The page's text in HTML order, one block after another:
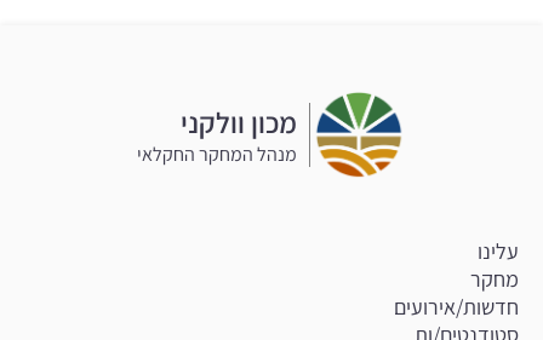
מכון וולקני
מנהל המחקר החקלאי
עלינו
מחקר
חדשות/אירועים